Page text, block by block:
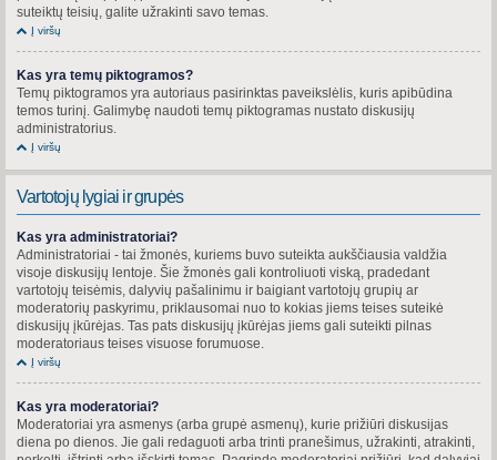
suteiktų teisių, galite užrakinti savo temas.
Į viršų
Kas yra temų piktogramos?
Temų piktogramos yra autoriaus pasirinktas paveikslėlis, kuris apibūdina
temos turinį. Galimybę naudoti temų piktogramas nustato diskusijų
administratorius.
Į viršų
Vartotojų lygiai ir grupės
Kas yra administratoriai?
Administratoriai - tai žmonės, kuriems buvo suteikta aukščiausia valdžia
visoje diskusijų lentoje. Šie žmonės gali kontroliuoti viską, pradedant
vartotojų teisėmis, dalyvių pašalinimu ir baigiant vartotojų grupių ar
moderatorių paskyrimu, priklausomai nuo to kokias jiems teises suteikė
diskusijų įkūrėjas. Tas pats diskusijų įkūrėjas jiems gali suteikti pilnas
moderatoriaus teises visuose forumuose.
Į viršų
Kas yra moderatoriai?
Moderatoriai yra asmenys (arba grupė asmenų), kurie prižiūri diskusijas
diena po dienos. Jie gali redaguoti arba trinti pranešimus, užrakinti, atrakinti,